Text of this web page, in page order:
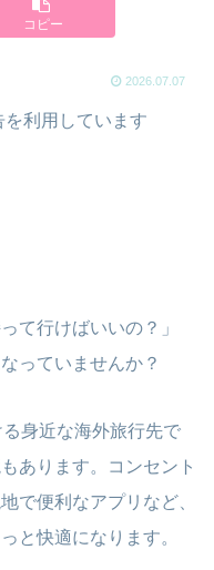
コピー
2026.07.07
利用しています
て行けばいいの？」
っていませんか？
身近な海外旅行先で
あります。コンセント
で便利なアプリなど、
と快適になります。